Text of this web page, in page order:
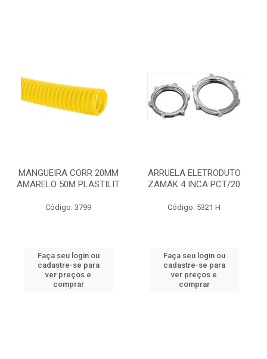
MANGUEIRA CORR 20MM
AMARELO 50M PLASTILIT
Código: 3799
Faça seu login ou
cadastre-se para
ver preços e
comprar
ARRUELA ELETRODUTO
ZAMAK 4 INCA PCT/20
Código: 5321 H
Faça seu login ou
cadastre-se para
ver preços e
comprar